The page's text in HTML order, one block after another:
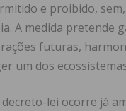
e proibido,
A medida pretende
futuras,
um dos
lei ocorre já